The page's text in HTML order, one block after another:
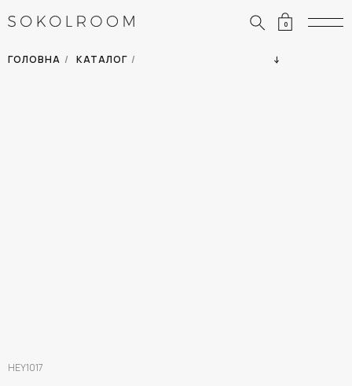
0
ГОЛОВНА / КАТАЛОГ /
HEY1017